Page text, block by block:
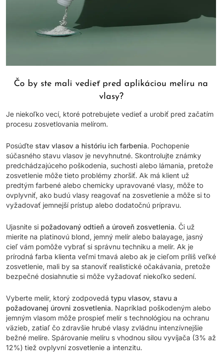
Čo by ste mali vedieť pred aplikáciou melíru na
vlasy?
Je niekoľko vecí, ktoré potrebujete vedieť a urobiť pred začatím
procesu zosvetlovania melírom.
Posúďte stav vlasov a históriu ich farbenia. Pochopenie
súčasného stavu vlasov je nevyhnutné. Skontrolujte známky
predchádzajúceho poškodenia, suchosti alebo lámania, pretože
zosvetlenie môže tieto problémy zhoršiť. Ak má klient už
predtým farbené alebo chemicky upravované vlasy, môže to
ovplyvniť, ako budú vlasy reagovať na zosvetlenie a môže si to
vyžadovať jemnejší prístup alebo dodatočnú prípravu.
Ujasnite si požadovaný odtieň a úroveň zosvetlenia. Či už
mierite na platinovú blond, jemný melír alebo balayage, jasný
cieľ vám pomôže vybrať si správnu techniku a melír. Ak je
prírodná farba klienta veľmi tmavá alebo ak je cieľom príliš veľké
zosvetlenie, mali by sa stanoviť realistické očakávania, pretože
bezpečné dosiahnutie si môže vyžadovať niekoľko sedení.
Vyberte melír, ktorý zodpovedá typu vlasov, stavu a
požadovanej úrovni zosvetlenia. Napríklad poškodeným alebo
jemným vlasom môže prospieť melír s technológiou na ochranu
väzieb, zatiaľ čo zdravšie hrubé vlasy zvládnu intenzívnejšie
bežné melíre. Spárovanie melíru s vhodnou silou vyvíjača (3% až
12%) tiež ovplyvní zosvetlenie a intenzitu.